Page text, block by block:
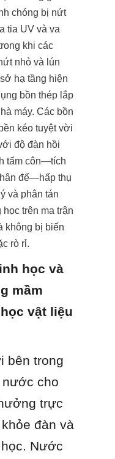
chóng bị nứt
tia UV và va
khi các
nhỏ và lún
hạ tầng hiện
bồn thép lắp
máy. Các bồn
kéo tuyệt vời
độ đàn hồi
tấm côn—tích
đế—hấp thụ
và phân tán
trên ma trận
không bị biến
rò rỉ.
học và
mầm
vật liệu
bên trong
cho
trực
đàn và
Nước